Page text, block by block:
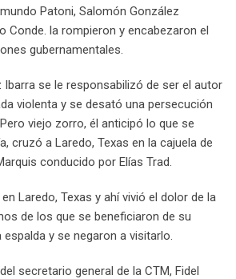
Patoni, Salomón González
Conde. la rompieron y encabezaron el
gubernamentales.
Ibarra se le responsabilizó de ser el autor
violenta y se desató una persecución
viejo zorro, él anticipó lo que se
cruzó a Laredo, Texas en la cajuela de
conducido por Elías Trad.
Laredo, Texas y ahí vivió el dolor de la
de los que se beneficiaron de su
y se negaron a visitarlo.
secretario general de la CTM, Fidel